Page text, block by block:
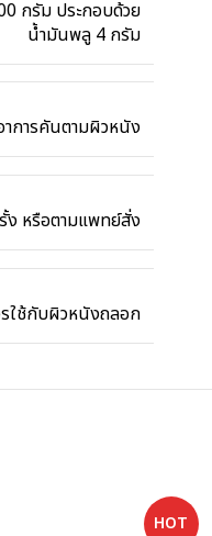
กรัม ประกอบด้วย
น้ำมันพลู 4 กรัม
าการคันตามผิวหนัง
ง หรือตามแพทย์สั่ง
ใช้กับผิวหนังถลอก
HOT